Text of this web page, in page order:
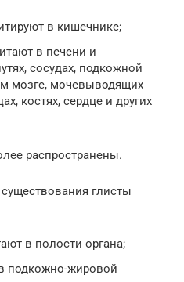
в кишечнике;
в печени и
сосудах, подкожной
мозге, мочевыводящих
костях, сердце и других
распространены.
глисты
в полости органа;
подкожно-жировой